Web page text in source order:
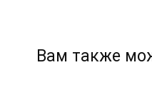
Вам также